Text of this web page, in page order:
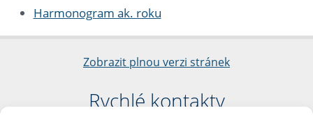
Harmonogram ak. roku
Zobrazit plnou verzi stránek
Rychlé kontakty